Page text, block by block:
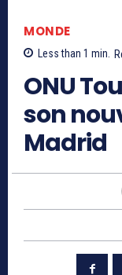
MONDE
Less than 1 min.
ONU
son
Madrid